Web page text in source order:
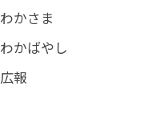
わかさま
わかばやし
広報